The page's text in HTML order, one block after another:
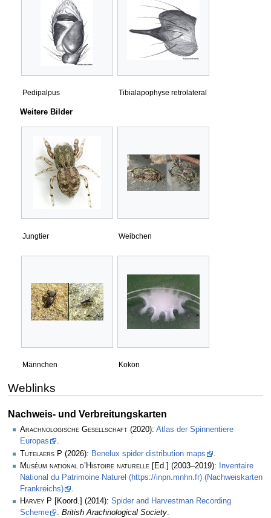
Pedipalpus Tibialapophyse retrolateral
Weitere Bilder
Jungtier Weibchen
Männchen Kokon
Weblinks
Nachweis- und Verbreitungskarten
Arachnologische Gesellschaft (2020): Atlas der Spinnentiere
Europas
.
Tutelaers P (2026): Benelux spider distribution maps
Muséum national d’Histoire naturelle [Ed.] (2003–2019):
Inventaire
National du Patrimoine Naturel (https://inpn.mnhn.fr) (Nachweiskarten
Frankreichs)
.
Harvey P [Koord.] (2014): Spider and Harvestman Recording
Scheme
. British Arachnological Society.